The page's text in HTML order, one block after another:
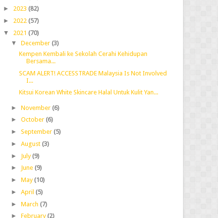
► 2023 (82)
► 2022 (57)
▼ 2021 (70)
▼ December (3)
Kempen Kembali ke Sekolah Cerahi Kehidupan
Bersama...
SCAM ALERT! ACCESSTRADE Malaysia Is Not Involved
I...
Kitsui Korean White Skincare Halal Untuk Kulit Yan...
► November (6)
► October (6)
► September (5)
► August (3)
► July (9)
► June (9)
► May (10)
► April (5)
► March (7)
► February (2)